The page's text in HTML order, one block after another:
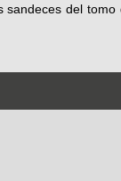
del